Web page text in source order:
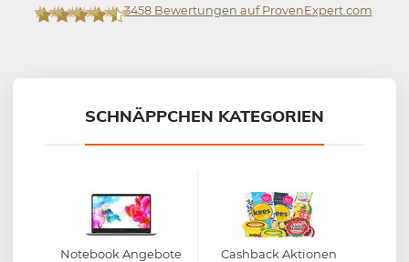
3458Bewertungen auf ProvenExpert.com
SCHNÄPPCHEN KATEGORIEN
Notebook Angebote Cashback Aktionen